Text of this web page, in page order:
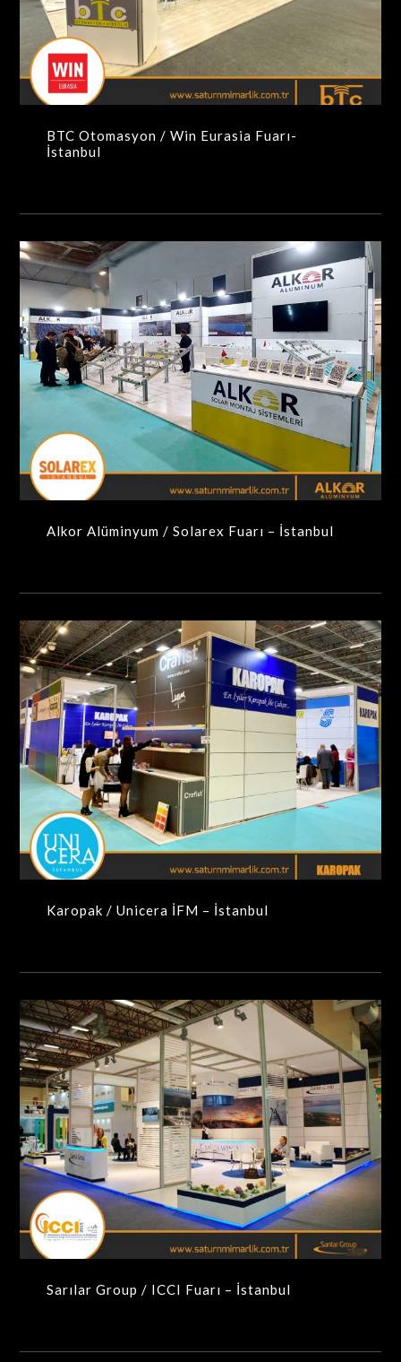
BTC Otomasyon / Win Eurasia Fuarı- İstanbul
MAXIMA-MODÜLER STANDLAR
BTC Otomasyon / Win Eurasia Fuarı-
İstanbul
Alkor Alüminyum / Solarex Fuarı – İstanbul
MAXIMA-MODÜLER STANDLAR
Alkor Alüminyum / Solarex Fuarı – İstanbul
Karopak / Unicera İFM – İstanbul
MAXIMA-MODÜLER STANDLAR
Karopak / Unicera İFM – İstanbul
Sarılar Group / ICCI Fuarı – İstanbul
MAXIMA-MODÜLER STANDLAR
Sarılar Group / ICCI Fuarı – İstanbul